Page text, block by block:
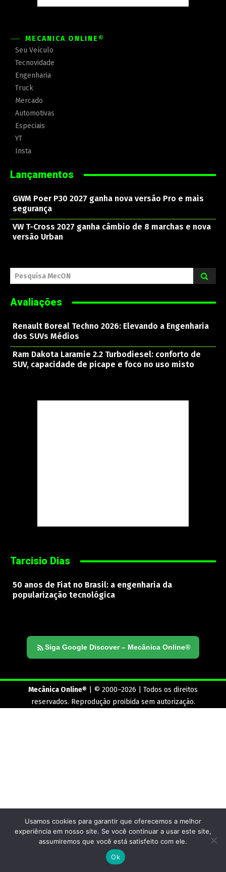
MECÂNICA ONLINE®
Seu Veículo
Tecnovidade
Engenharia
Truck
Mercado
Automotivas
Especiais
YT
Insta
Lançamentos
GWM Poer P30 2027 ganha nova versão Pro e mais
segurança
VW T-Cross 2027 ganha câmbio de 8 marchas e nova
versão Urban
Pesquisa MecON
Avaliações
Renault Boreal Techno 2026: Elevando a Engenharia
dos SUVs Médios
Ram Dakota Laramie 2.2 Turbodiesel: conforto de
SUV, capacidade de picape e foco no uso misto
Tarcisio Dias
50 anos de Fiat no Brasil: a engenharia da
popularização tecnológica
Siga Google Discover – Mecânica Online®
Mecânica Online® | © 2000–2026 | Todos os direitos
reservados. Reprodução proibida sem autorização.
Usamos cookies para garantir que oferecemos a melhor
experiência em nosso site. Se você continuar a usar este site,
assumiremos que você está satisfeito com ele.
Ok